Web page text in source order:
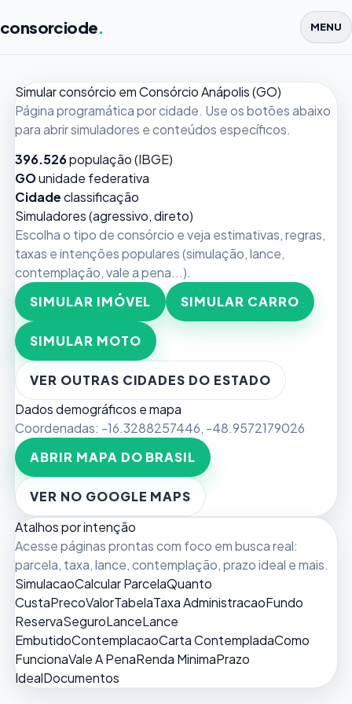
consorciode. MENU
Simular consórcio em Consórcio Anápolis (GO)
Página programática por cidade. Use os botões abaixo
para abrir simuladores e conteúdos específicos.
396.526população (IBGE)
GOunidade federativa
Cidadeclassificação
Simuladores (agressivo, direto)
Escolha o tipo de consórcio e veja estimativas, regras,
taxas e intenções populares (simulação, lance,
contemplação, vale a pena...).
SIMULAR IMÓVEL
SIMULAR CARRO
SIMULAR MOTO
VER OUTRAS CIDADES DO ESTADO
Dados demográficos e mapa
Coordenadas: -16.3288257446, -48.9572179026
ABRIR MAPA DO BRASIL
VER NO GOOGLE MAPS
Atalhos por intenção
Acesse páginas prontas com foco em busca real:
parcela, taxa, lance, contemplação, prazo ideal e mais.
SimulacaoCalcular ParcelaQuanto
CustaPrecoValorTabelaTaxa AdministracaoFundo
ReservaSeguroLanceLance
EmbutidoContemplacaoCarta ContempladaComo
FuncionaVale A PenaRenda MinimaPrazo
IdealDocumentos